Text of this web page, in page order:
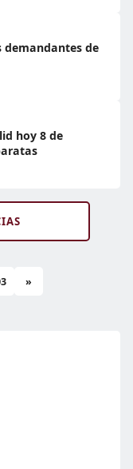
demandantes de
hoy 8 de
»